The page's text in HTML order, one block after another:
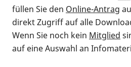
füllen Sie den Online-Antrag
direkt Zugriff auf alle
Wenn Sie noch kein Mitglied
auf eine Auswahl an